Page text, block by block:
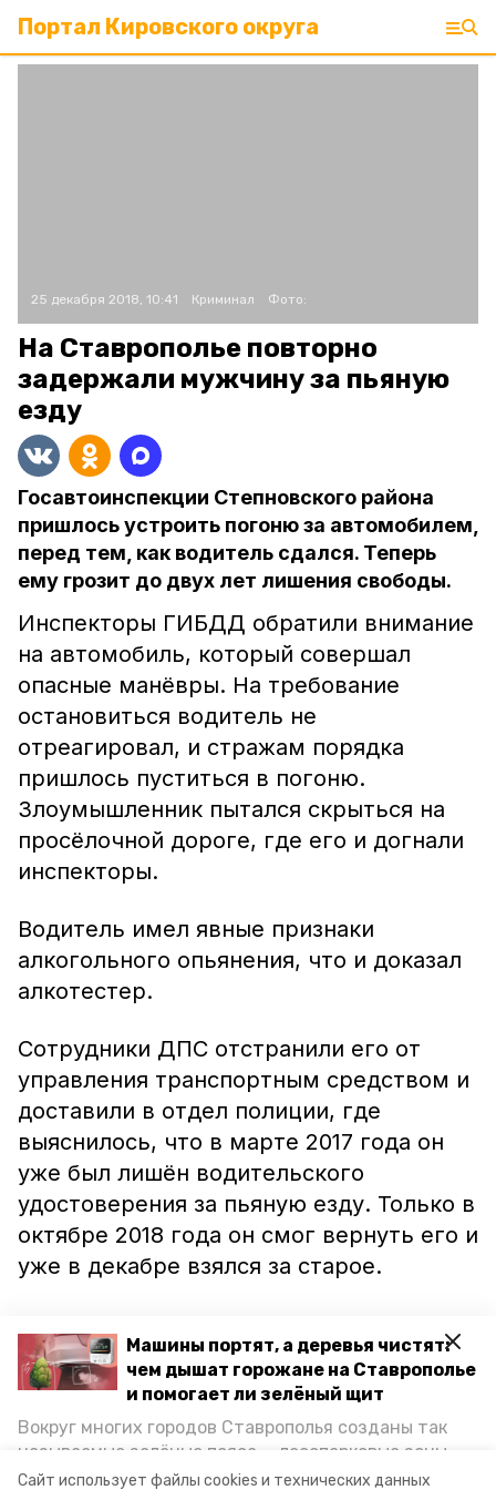
Сайт использует файлы cookies и технических данных
Машины портят, а деревья чистят:
чем дышат горожане на Ставрополье
и помогает ли зелёный щит
Вокруг многих городов Ставрополья созданы так
называемые зелёные пояса — лесопарковые зоны,
снижающие негативное воздействие выхлопных
Портал Кировского округа
25 декабря 2018, 10:41 Криминал Фото:
На Ставрополье повторно
задержали мужчину за пьяную
езду
Госавтоинспекции Степновского района
пришлось устроить погоню за автомобилем,
перед тем, как водитель сдался. Теперь
ему грозит до двух лет лишения свободы.
Инспекторы ГИБДД обратили внимание
на автомобиль, который совершал
опасные манёвры. На требование
остановиться водитель не
отреагировал, и стражам порядка
пришлось пуститься в погоню.
Злоумышленник пытался скрыться на
просёлочной дороге, где его и догнали
инспекторы.
Водитель имел явные признаки
алкогольного опьянения, что и доказал
алкотестер.
Сотрудники ДПС отстранили его от
управления транспортным средством и
доставили в отдел полиции, где
выяснилось, что в марте 2017 года он
уже был лишён водительского
удостоверения за пьяную езду. Только в
октябре 2018 года он смог вернуть его и
уже в декабре взялся за старое.
уголовное дело. Ему грозит до двух лет
тюрьмы.
Ранее сообщалось, что за один день
инспекторыпоймали83 пьяных